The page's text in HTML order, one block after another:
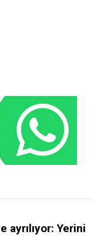
ayrılıyor: Yerini